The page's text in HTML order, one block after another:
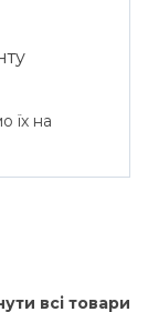
min
їх на
всі товари